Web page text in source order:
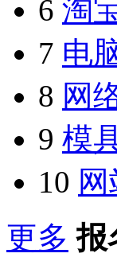
6 淘
7 电
8 网
9 模
10
更多 报